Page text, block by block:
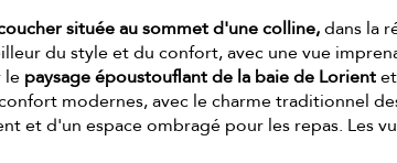
située au sommet d'une colline,dans la
du style et du confort, avec une vue
le paysage époustouflant de la baie de Lorient
modernes, avec le charme traditionnel
et d'un espace ombragé pour les repas. Les